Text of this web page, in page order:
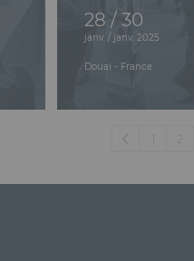
28 / 30
janv. / janv. 2025
Douai - France